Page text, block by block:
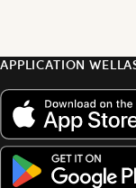
APPLICATION